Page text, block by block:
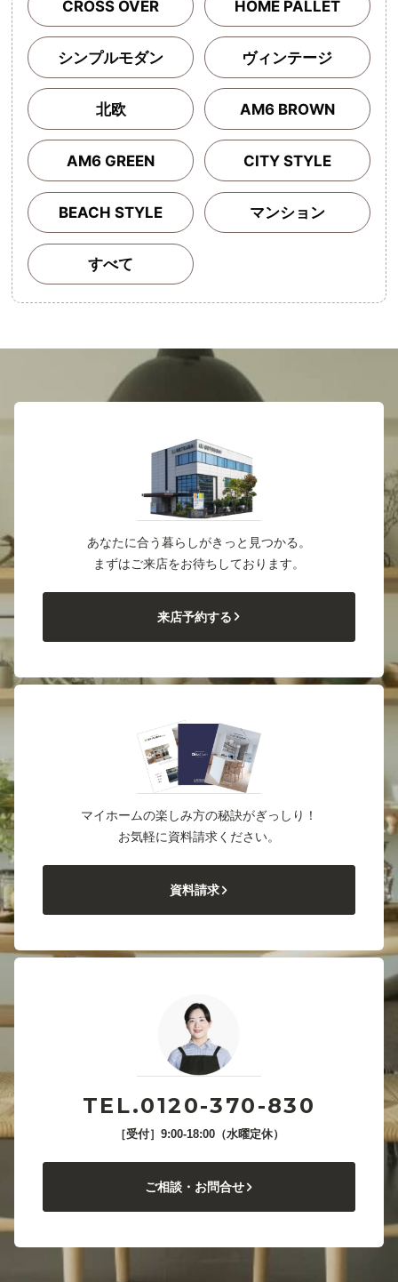
CROSS OVER HOME PALLET
シンプルモダン ヴィンテージ
北欧 AM6 BROWN
AM6 GREEN CITY STYLE
BEACH STYLE マンション
すべて
あなたに合う暮らしがきっと見つかる。
まずはご来店をお待ちしております。
来店予約する
マイホームの楽しみ方の秘訣がぎっしり！
お気軽に資料請求ください。
資料請求
TEL.0120-370-830
［受付］9:00-18:00（水曜定休）
ご相談・お問合せ